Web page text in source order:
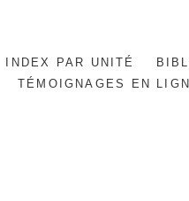
INDEX PAR UNITÉ
TÉMOIGNAGES EN